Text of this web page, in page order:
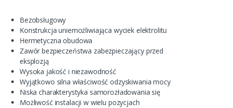
Bezobsługowy
Konstrukcja uniemożliwiająca wyciek elektrolitu
Hermetyczna obudowa
Zawór bezpieczeństwa zabezpieczający przed
eksplozją
Wysoka jakość i niezawodność
Wyjątkowo silna właściwość odzyskiwania mocy
Niska charakterystyka samorozładowania się
Możliwość instalacji w wielu pozycjach